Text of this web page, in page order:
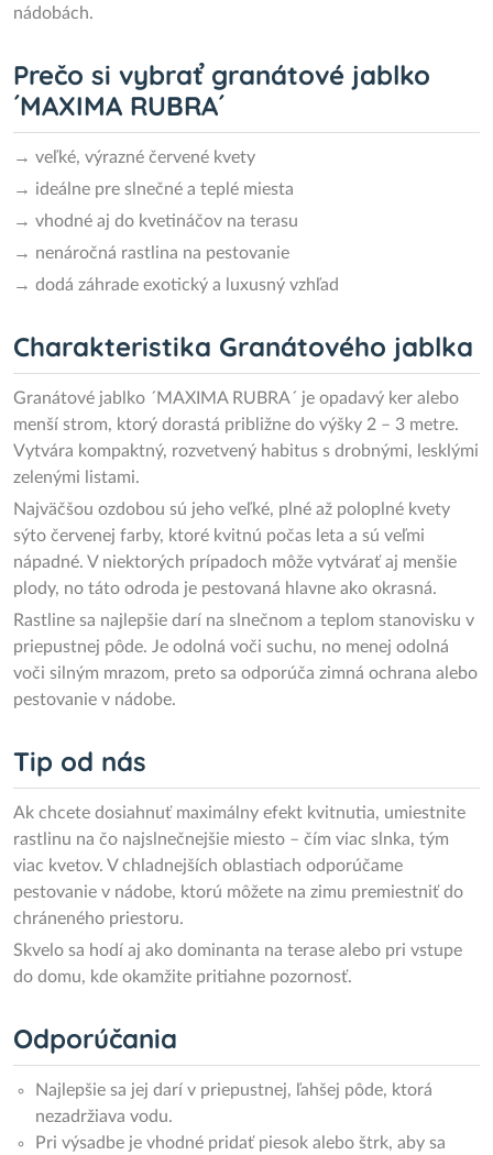
nádobách.
Prečo si vybrať granátové jablko
´MAXIMA RUBRA´
→ veľké, výrazné červené kvety
→ ideálne pre slnečné a teplé miesta
→ vhodné aj do kvetináčov na terasu
→ nenáročná rastlina na pestovanie
→ dodá záhrade exotický a luxusný vzhľad
Charakteristika Granátového jablka
Granátové jablko ´MAXIMA RUBRA´ je opadavý ker alebo
menší strom, ktorý dorastá približne do výšky 2 – 3 metre.
Vytvára kompaktný, rozvetvený habitus s drobnými, lesklými
zelenými listami.
Najväčšou ozdobou sú jeho veľké, plné až poloplné kvety
sýto červenej farby, ktoré kvitnú počas leta a sú veľmi
nápadné. V niektorých prípadoch môže vytvárať aj menšie
plody, no táto odroda je pestovaná hlavne ako okrasná.
Rastline sa najlepšie darí na slnečnom a teplom stanovisku v
priepustnej pôde. Je odolná voči suchu, no menej odolná
voči silným mrazom, preto sa odporúča zimná ochrana alebo
pestovanie v nádobe.
Tip od nás
Ak chcete dosiahnuť maximálny efekt kvitnutia, umiestnite
rastlinu na čo najslnečnejšie miesto – čím viac slnka, tým
viac kvetov. V chladnejších oblastiach odporúčame
pestovanie v nádobe, ktorú môžete na zimu premiestniť do
chráneného priestoru.
Skvelo sa hodí aj ako dominanta na terase alebo pri vstupe
do domu, kde okamžite pritiahne pozornosť.
Odporúčania
Najlepšie sa jej darí v priepustnej, ľahšej pôde, ktorá
nezadržiava vodu.
Pri výsadbe je vhodné pridať piesok alebo štrk, aby sa